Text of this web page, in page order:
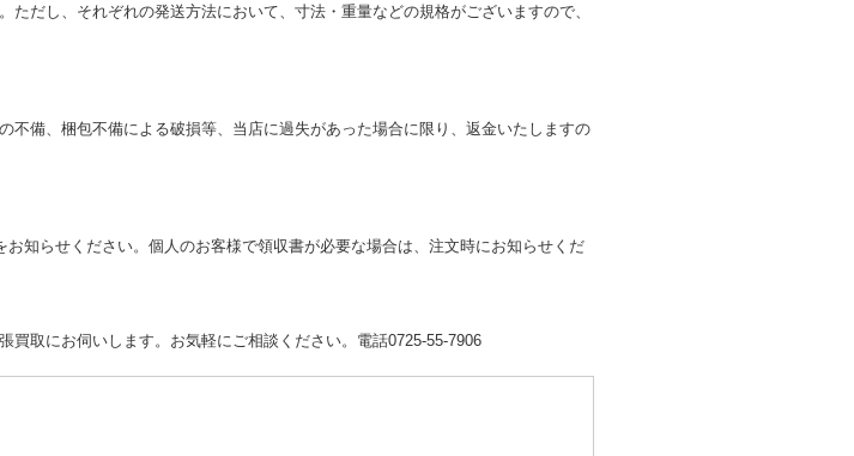
だし、それぞれの発送方法において、寸法・重量などの規格がございますので、
不備、梱包不備による破損等、当店に過失があった場合に限り、返金いたしますの
知らせください。個人のお客様で領収書が必要な場合は、注文時にお知らせくだ
取にお伺いします。お気軽にご相談ください。電話0725-55-7906